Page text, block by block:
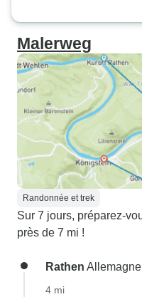
Malerweg
Randonnée et trek
Sur 7 jours, préparez-
près de 7 mi !
Rathen Allemagne
4 mi